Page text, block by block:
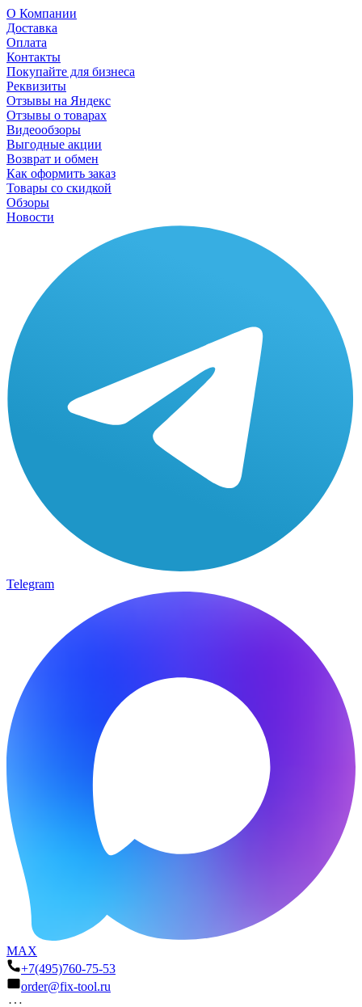
О Компании
Доставка
Оплата
Контакты
Покупайте для бизнеса
Реквизиты
Отзывы на Яндекс
Отзывы о товарах
Видеообзоры
Выгодные акции
Возврат и обмен
Как оформить заказ
Товары со скидкой
Обзоры
Новости
Telegram
MAX
+7(495)760-75-53
order@fix-tool.ru